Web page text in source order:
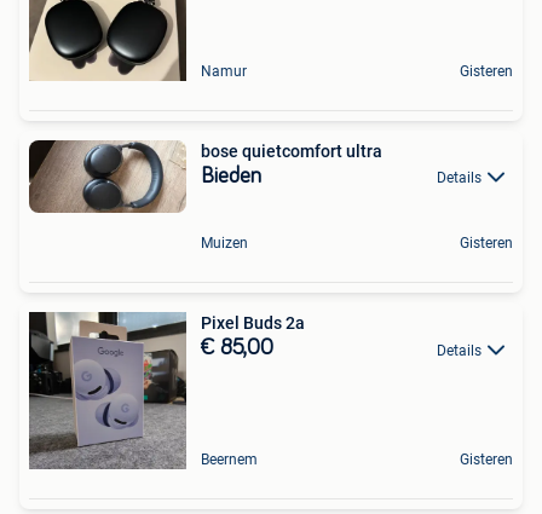
Namur Gisteren
bose quietcomfort ultra
Bieden Details
Muizen Gisteren
Pixel Buds 2a
€ 85,00 Details
Beernem Gisteren